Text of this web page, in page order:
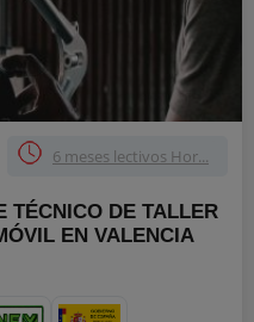
6 meses lectivos Hor...
TÉCNICO DE TALLER
EN VALENCIA